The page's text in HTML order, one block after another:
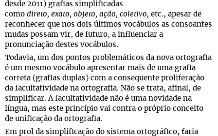
desde 2011) grafias simplificadas
como direto, exato, objeto, ação, coletivo, etc., apesar de
reconhecer que nos dois últimos vocábulos as consoantes
mudas possam vir, de futuro, a influenciar a
pronunciação destes vocábulos.
Todavia, um dos pontos problemáticos da nova ortografia
é um mesmo vocábulo apresentar mais de uma grafia
correta (grafias duplas) com a consequente proliferação
da facultatividade na ortografia. Não se trata, afinal, de
simplificar. A facultatividade não é uma novidade na
língua, mas este princípio vai contra o próprio conceito
de unificação da ortografia.
Em prol da simplificação do sistema ortográfico, faria